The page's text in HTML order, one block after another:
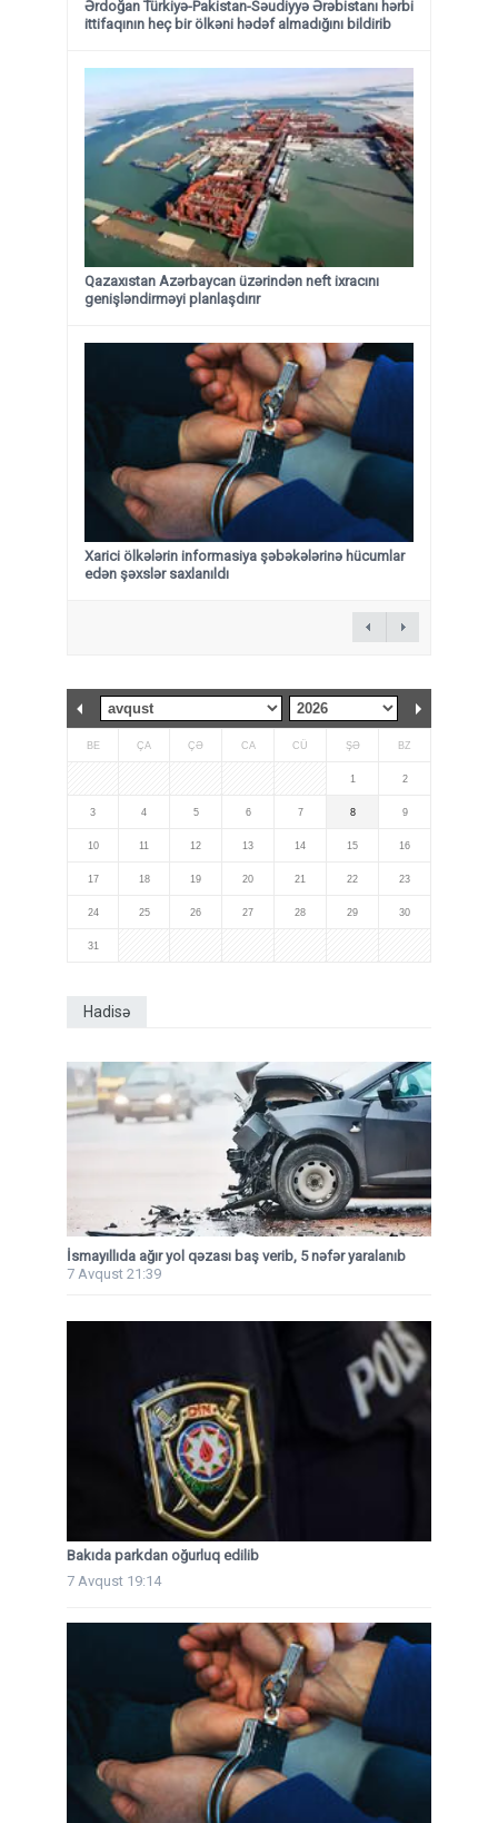
Ərdoğan Türkiyə-Pakistan-Səudiyyə Ərəbistanı hərbi
ittifaqının heç bir ölkəni hədəf almadığını bildirib
Qazaxıstan Azərbaycan üzərindən neft ixracını
genişləndirməyi planlaşdırır
Xarici ölkələrin informasiya şəbəkələrinə hücumlar
edən şəxslər saxlanıldı
BE ÇA ÇƏ CA CÜ ŞƏ BZ
1 2
3 4 5 6 7 8 9
10 11 12 13 14 15 16
17 18 19 20 21 22 23
24 25 26 27 28 29 30
31
Hadisə
İsmayıllıda ağır yol qəzası baş verib, 5 nəfər yaralanıb
7 Avqust 21:39
Bakıda parkdan oğurluq edilib
7 Avqust 19:14